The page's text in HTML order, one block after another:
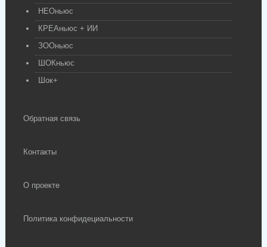
НЕОньюс
КРЕАньюс + ИИ
ЗООньюс
ШОКньюс
Шок+
Обратная связь
Контакты
О проекте
Политика конфидециальности